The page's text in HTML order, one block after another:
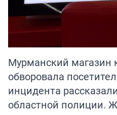
Мурманский магазин
обворовала
инцидента
областной полиции.